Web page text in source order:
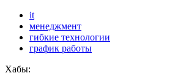
it
менеджмент
гибкие технологии
график работы
Хабы: